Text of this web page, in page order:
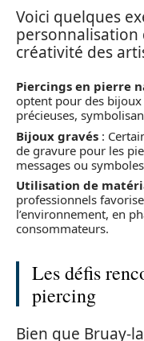
Voici quelques
créativité des
Piercings en pierre
optent pour des
précieuses,
Bijoux gravés :
de gravure pour les
messages ou
Utilisation de
professionnels
l’environnement, en
consommateurs.
Les défis
piercing
Bien que Bruay-